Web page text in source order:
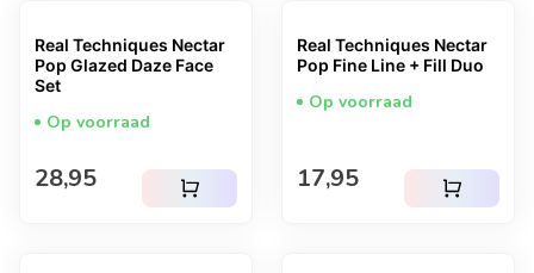
Real Techniques Nectar
Pop Glazed Daze Face
Set
Op voorraad
Normale prijs
28,95 shopping_cart
Real Techniques Nectar
Pop Fine Line + Fill Duo
Op voorraad
Normale prijs
17,95 shopping_cart